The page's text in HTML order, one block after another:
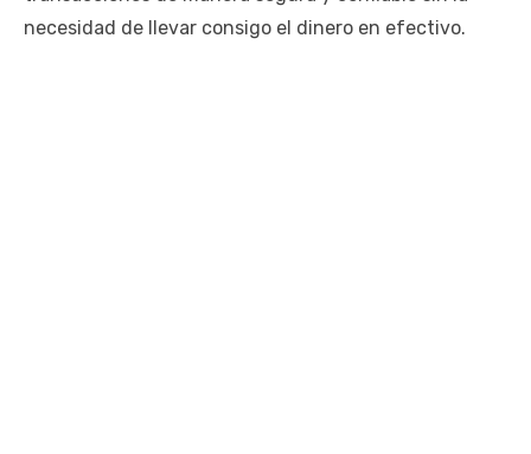
necesidad de llevar consigo el dinero en efectivo.